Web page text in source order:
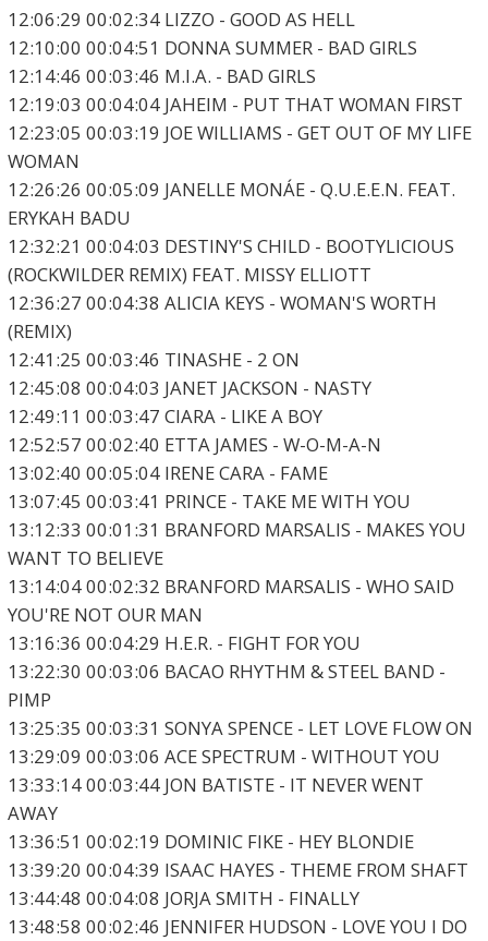
12:06:29 00:02:34 LIZZO - GOOD AS HELL
12:10:00 00:04:51 DONNA SUMMER - BAD GIRLS
12:14:46 00:03:46 M.I.A. - BAD GIRLS
12:19:03 00:04:04 JAHEIM - PUT THAT WOMAN FIRST
12:23:05 00:03:19 JOE WILLIAMS - GET OUT OF MY LIFE
WOMAN
12:26:26 00:05:09 JANELLE MONÁE - Q.U.E.E.N. FEAT.
ERYKAH BADU
12:32:21 00:04:03 DESTINY'S CHILD - BOOTYLICIOUS
(ROCKWILDER REMIX) FEAT. MISSY ELLIOTT
12:36:27 00:04:38 ALICIA KEYS - WOMAN'S WORTH
(REMIX)
12:41:25 00:03:46 TINASHE - 2 ON
12:45:08 00:04:03 JANET JACKSON - NASTY
12:49:11 00:03:47 CIARA - LIKE A BOY
12:52:57 00:02:40 ETTA JAMES - W-O-M-A-N
13:02:40 00:05:04 IRENE CARA - FAME
13:07:45 00:03:41 PRINCE - TAKE ME WITH YOU
13:12:33 00:01:31 BRANFORD MARSALIS - MAKES YOU
WANT TO BELIEVE
13:14:04 00:02:32 BRANFORD MARSALIS - WHO SAID
YOU'RE NOT OUR MAN
13:16:36 00:04:29 H.E.R. - FIGHT FOR YOU
13:22:30 00:03:06 BACAO RHYTHM & STEEL BAND -
PIMP
13:25:35 00:03:31 SONYA SPENCE - LET LOVE FLOW ON
13:29:09 00:03:06 ACE SPECTRUM - WITHOUT YOU
13:33:14 00:03:44 JON BATISTE - IT NEVER WENT
AWAY
13:36:51 00:02:19 DOMINIC FIKE - HEY BLONDIE
13:39:20 00:04:39 ISAAC HAYES - THEME FROM SHAFT
13:44:48 00:04:08 JORJA SMITH - FINALLY
13:48:58 00:02:46 JENNIFER HUDSON - LOVE YOU I DO